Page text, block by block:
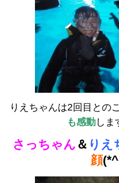
りえちゃんは2回目との
も感動しま
さっちゃん ＆ りえ
顔